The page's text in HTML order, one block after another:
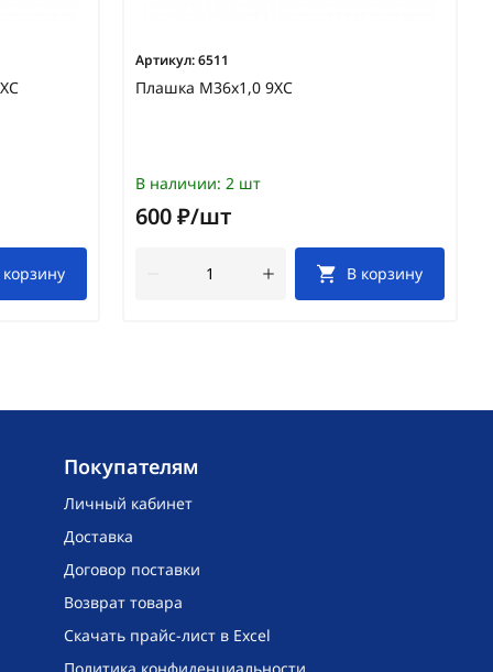
Артикул:6511
Плашка М36х1,0 9ХС
В наличии: 2 шт
600 ₽/шт
В корзину
Покупателям
Личный кабинет
Доставка
Договор поставки
Возврат товара
Скачать прайс-лист в Excel
Политика конфиденциальности